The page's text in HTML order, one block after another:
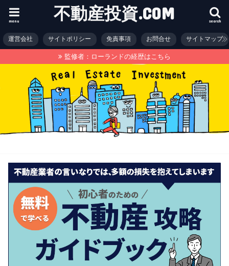
不動産投資.COM search
menu
運営会社 サイトポリシー 免責事項 お問合せ サイトマップ
監修者：ローランドの経歴はこちら